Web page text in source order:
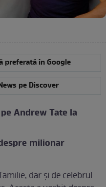
preferată în Google
pe Discover
Andrew Tate la
milionar
dar și de celebrul